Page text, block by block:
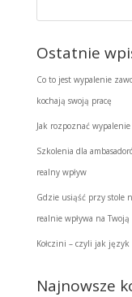
Ostatnie
Co to jest wypalenie
kochają swoją pracę
Jak rozpoznać
Szkolenia dla
realny wpływ
Gdzie usiąść przy stole
realnie wpływa na
Kołczini – czyli jak
Najnowsze